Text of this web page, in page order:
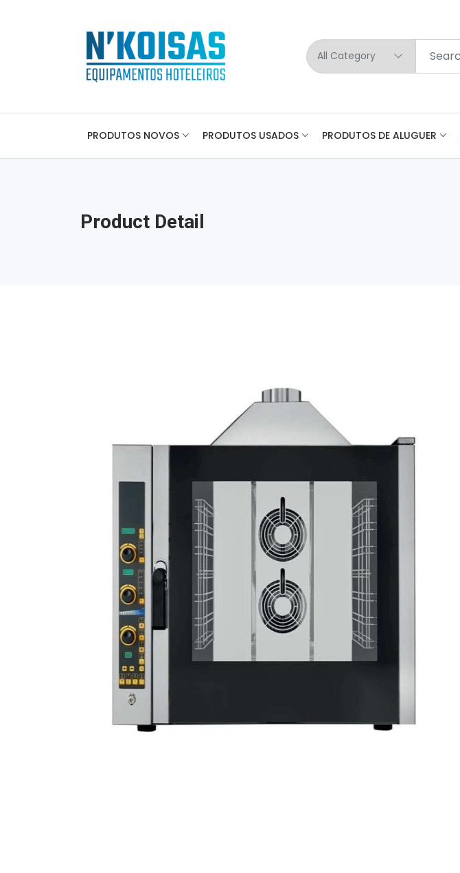
PRODUTOS NOVOS PRODUTOS USADOS PRODUTOS DE ALUGUER
Product Detail